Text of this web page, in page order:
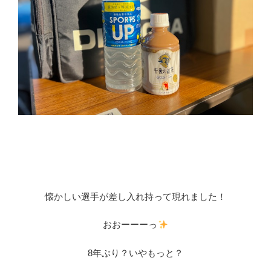
懐かしい選手が差し入れ持って現れました！
おおーーーっ
8年ぶり？いやもっと？